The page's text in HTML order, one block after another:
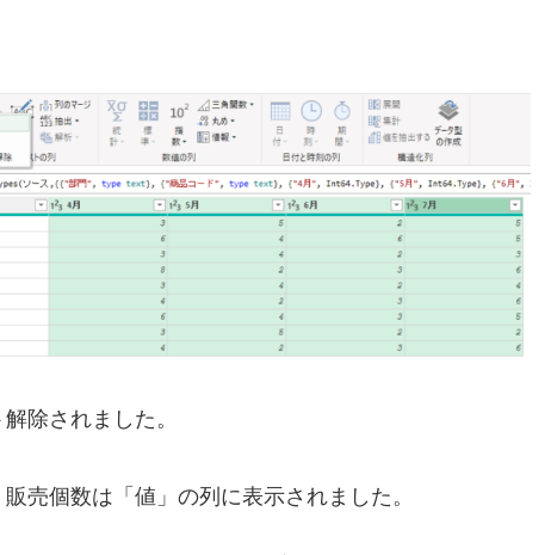
除されました。
売個数は「値」の列に表示されました。